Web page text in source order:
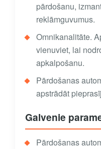
pārdošanu,
reklāmguvumus.
Omnikanalitāte.
vienuviet, lai
apkalpošanu.
Pārdošanas
apstrādāt
Galvenie
Pārdošanas